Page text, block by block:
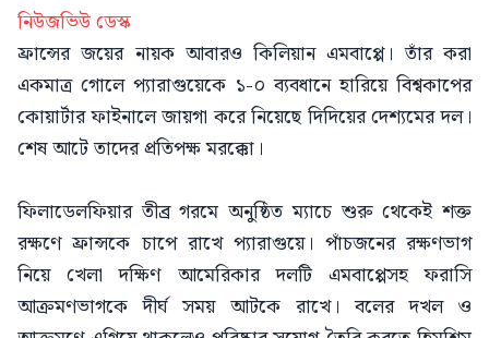
নিউজভিউ ডেস্ক
ফ্রান্সের জয়ের নায়ক আবারও কিলিয়ান এমবাপ্পে। তাঁর করা
একমাত্র গোলে প্যারাগুয়েকে ১-০ ব্যবধানে হারিয়ে বিশ্বকাপের
কোয়ার্টার ফাইনালে জায়গা করে নিয়েছে দিদিয়ের দেশ্যমের দল।
শেষ আটে তাদের প্রতিপক্ষ মরক্কো।
ফিলাডেলফিয়ার তীব্র গরমে অনুষ্ঠিত ম্যাচে শুরু থেকেই শক্ত
রক্ষণে ফ্রান্সকে চাপে রাখে প্যারাগুয়ে। পাঁচজনের রক্ষণভাগ
নিয়ে খেলা দক্ষিণ আমেরিকার দলটি এমবাপ্পেসহ ফরাসি
আক্রমণভাগকে দীর্ঘ সময় আটকে রাখে। বলের দখল ও